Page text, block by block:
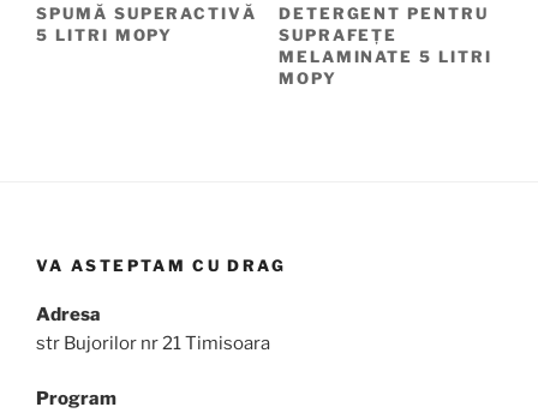
SPUMĂ SUPERACTIVĂ
5 LITRI MOPY
DETERGENT PENTRU
SUPRAFEȚE
MELAMINATE 5 LITRI
MOPY
VA ASTEPTAM CU DRAG
Adresa
str Bujorilor nr 21 Timisoara
Program